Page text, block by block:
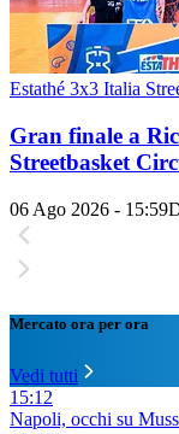
Estathé 3x3 Italia
Gran finale a
Streetbasket
06 Ago 2026 - 15:59
Mercato ora per ora
Vedi tutti
15:12
Napoli, occhi su